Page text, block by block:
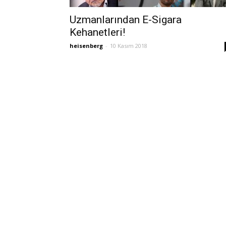
Uzmanlarından E-Sigara
Kehanetleri!
heisenberg - 10 Kasım 2018